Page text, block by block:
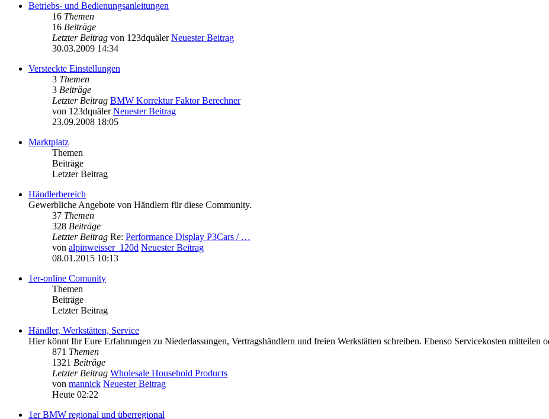
Betriebs- und Bedienungsanleitungen
16 Themen
16 Beiträge
Letzter Beitrag von 123dquäler Neuester Beitrag
30.03.2009 14:34
Versteckte Einstellungen
3 Themen
3 Beiträge
Letzter Beitrag BMW Korrektur Faktor Berechner
von 123dquäler Neuester Beitrag
23.09.2008 18:05
Marktplatz
Themen
Beiträge
Letzter Beitrag
Händlerbereich
Gewerbliche Angebote von Händlern für diese Community.
37 Themen
328 Beiträge
Letzter Beitrag Re: Performance Display P3Cars / …
von alpinweisser_120d Neuester Beitrag
08.01.2015 10:13
1er-online Comunity
Themen
Beiträge
Letzter Beitrag
Händler, Werkstätten, Service
Hier könnt Ihr Eure Erfahrungen zu Niederlassungen, Vertragshändlern und freien Werkstätten schreiben. Ebenso Servicekosten mitteilen
871 Themen
1321 Beiträge
Letzter Beitrag Wholesale Household Products
von mannick Neuester Beitrag
Heute 02:22
1er BMW regional und überregional